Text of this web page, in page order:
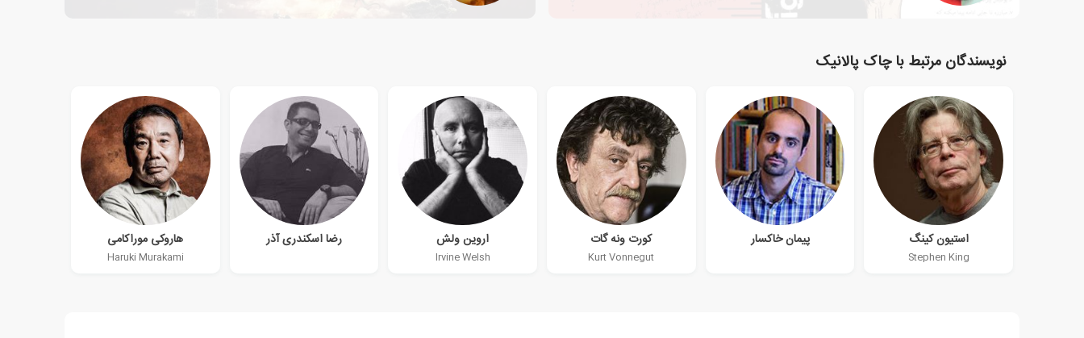
نویسندگان مرتبط با چاک پالانیک
استیون کینگ
Stephen King
پیمان خاکسار کورت ونه گات
Kurt Vonnegut
اروین ولش
Irvine Welsh
رضا اسکندری آذر هاروکی موراکامی
Haruki Murakami